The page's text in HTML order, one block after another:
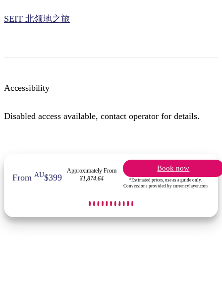
SEIT 北领地之旅
Accessibility
Disabled access available, contact operator for details.
FromAU$399
Approximately From
¥1,874.64
Book now
*Estimated prices, use as a guide only.
Conversions provided by currencylayer.com